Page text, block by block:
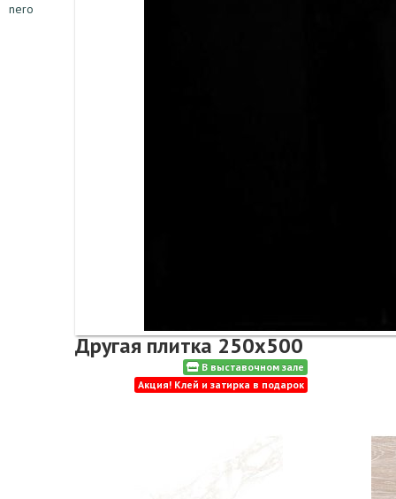
nero
Другая плитка 250x500
В выставочном зале
Акция! Клей и затирка в подарок